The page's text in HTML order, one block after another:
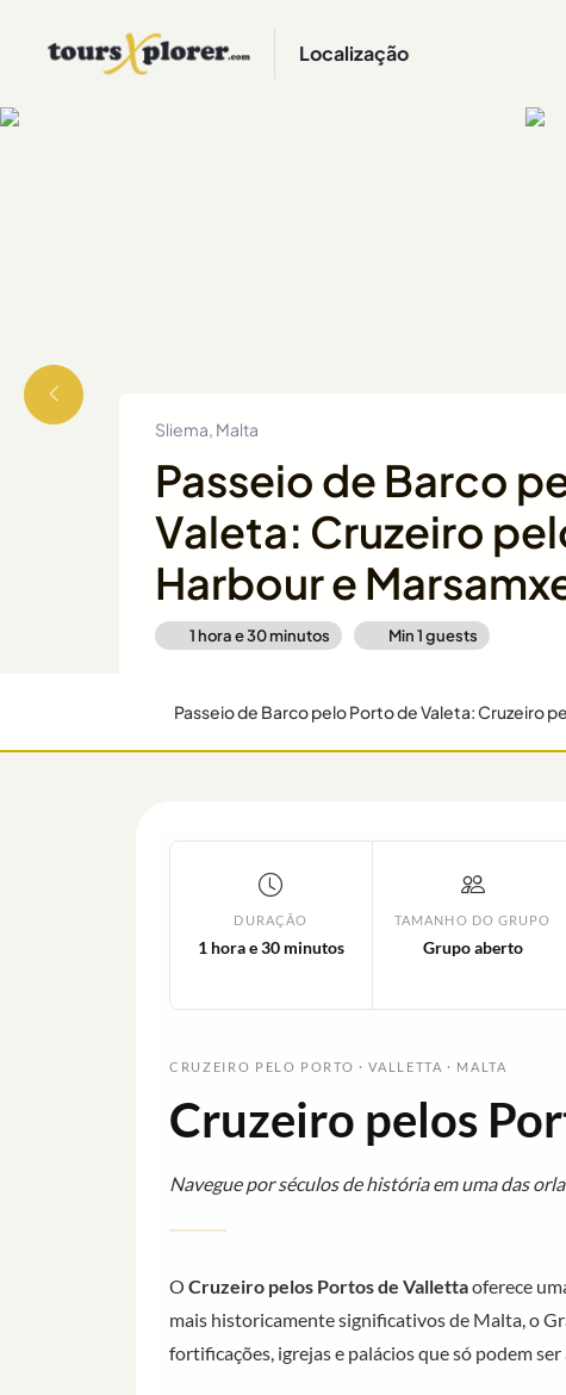
Localização
Sliema, Malta
Passeio de Barco
Valeta: Cruzeiro
Harbour e
1 hora e 30 minutos Min1guests
DURAÇÃO
1 hora e 30 minutos
TAMANHO DO GRUPO
Grupo aberto
CRUZEIRO PELO PORTO · VALLETTA · MALTA
Cruzeiro pelos
Navegue por séculos de história em uma das
O Cruzeiro pelos Portos de Vallettaoferece
mais historicamente significativos de Malta, o
fortificações, igrejas e palácios que só podem